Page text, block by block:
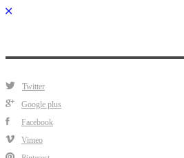
Twitter
Google plus
Facebook
Vimeo